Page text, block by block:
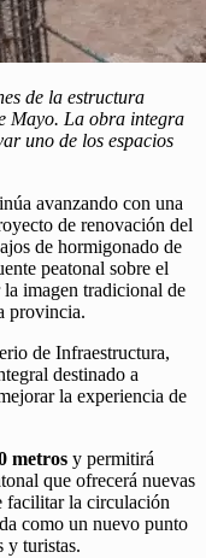
de la estructura
Mayo. La obra integra
uno de los espacios
avanzando con una
de renovación del
de hormigonado de
peatonal sobre el
imagen tradicional de
provincia.
de Infraestructura,
destinado a
la experiencia de
metros y permitirá
que ofrecerá nuevas
facilitar la circulación
como un nuevo punto
y turistas.